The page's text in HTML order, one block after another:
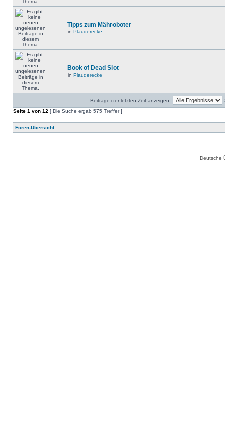
Tipps zum Mähroboter
in Plauderecke
Book of Dead Slot
in Plauderecke
Beiträge der letzten Zeit anzeigen:
Seite 1 von 12 [ Die Suche ergab 575 Treffer ]
Foren-Übersicht
Deutsche